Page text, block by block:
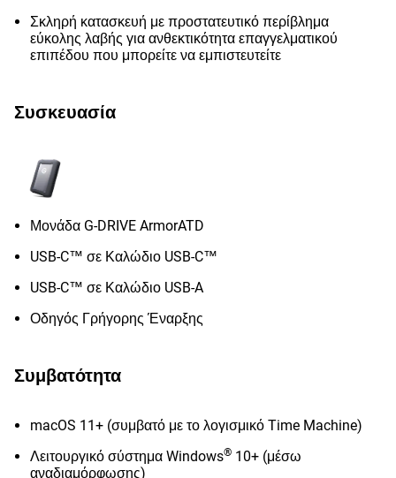
Σκληρή κατασκευή με προστατευτικό περίβλημα
εύκολης λαβής για ανθεκτικότητα επαγγελματικού
επιπέδου που μπορείτε να εμπιστευτείτε
Συσκευασία
Μονάδα G-DRIVE ArmorATD
USB-C™ σε Καλώδιο USB-C™
USB-C™ σε Καλώδιο USB-A
Οδηγός Γρήγορης Έναρξης
Συμβατότητα
macOS 11+ (συμβατό με το λογισμικό Time Machine)
Λειτουργικό σύστημα Windows® 10+ (μέσω
αναδιαμόρφωσης)